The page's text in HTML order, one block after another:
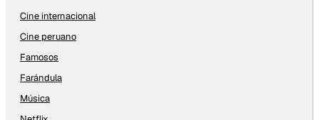
Cine internacional
Cine peruano
Famosos
Farándula
Música